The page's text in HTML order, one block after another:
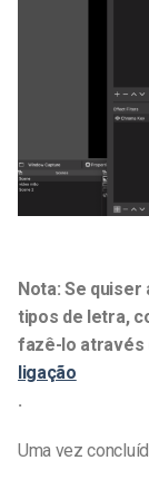
Nota: Se
tipos de letra,
fazê-lo através
ligação
.
Uma vez